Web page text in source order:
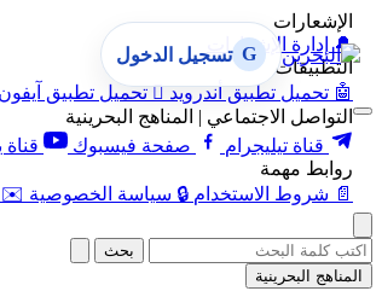
الإشعارات
🔔 إدارة الإشعارات
التطبيقات
🤖 تحميل تطبيق أندرويد  تحميل تطبيق آيفون
التواصل الاجتماعي | المناهج البحرينية
قناة تيليجرام
صفحة فيسبوك قناة
روابط مهمة
📄 شروط الاستخدام 🔒 سياسة الخصوصية ✉️
G تسجيل الدخول
بحث
المناهج البحرينية